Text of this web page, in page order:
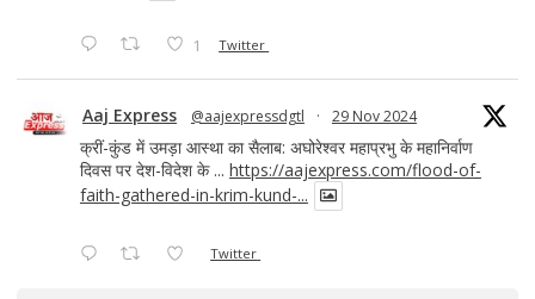
1 Twitter
Aaj Express @aajexpressdgtl · 29 Nov 2024
क्रीं-कुंड में उमड़ा आस्था का सैलाब: अघोरेश्वर महाप्रभु के महानिर्वाण
दिवस पर देश-विदेश के ... https://aajexpress.com/flood-of-
faith-gathered-in-krim-kund-...
Twitter